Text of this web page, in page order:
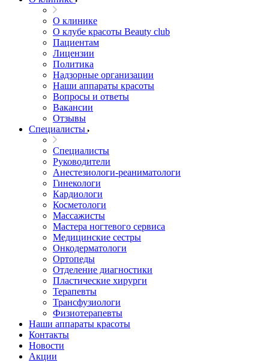
О клинике
О клубе красоты Beauty club
Пациентам
Лицензии
Политика
Надзорные организации
Наши аппараты красоты
Вопросы и ответы
Вакансии
Отзывы
Специалисты
Специалисты
Руководители
Анестезиологи-реаниматологи
Гинекологи
Кардиологи
Косметологи
Массажисты
Мастера ногтевого сервиса
Медицинские сестры
Онкодерматологи
Ортопеды
Отделение диагностики
Пластические хирурги
Терапевты
Трансфузиологи
Физиотерапевты
Наши аппараты красоты
Контакты
Новости
Акции